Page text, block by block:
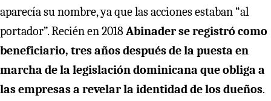
aparecía su nombre, ya que las acciones estaban “al
portador”. Recién en 2018Abinader se registró como
beneficiario, tres años después de la puesta en
marcha de la legislación dominicana que obliga a
las empresas a revelar la identidad de los dueños.